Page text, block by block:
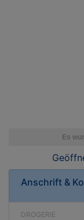
Anschrift &
DROGERIE